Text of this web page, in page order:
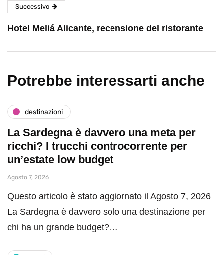
Successivo
Hotel Meliá Alicante, recensione del ristorante
Potrebbe interessarti anche
destinazioni
La Sardegna è davvero una meta per
ricchi? I trucchi controcorrente per
un’estate low budget
Agosto 7, 2026
Questo articolo è stato aggiornato il Agosto 7, 2026
La Sardegna è davvero solo una destinazione per
chi ha un grande budget?…